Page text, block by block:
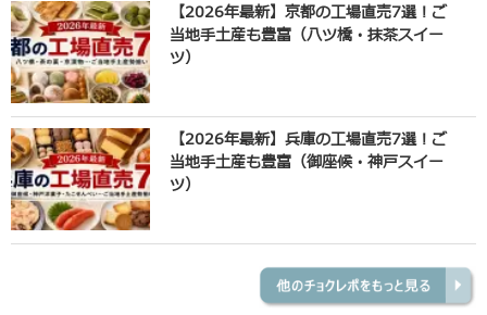
【2026年最新】京都の工場直売7選！ご
当地手土産も豊富（八ツ橋・抹茶スイー
ツ）
【2026年最新】兵庫の工場直売7選！ご
当地手土産も豊富（御座候・神戸スイー
ツ）